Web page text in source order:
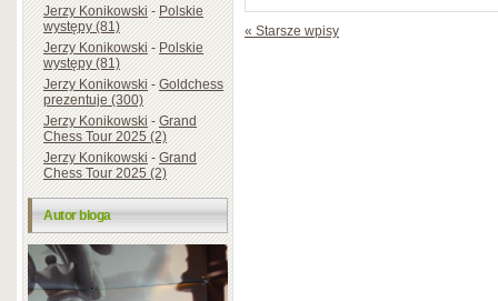
Jerzy Konikowski-Polskie
występy (81)
Jerzy Konikowski-Polskie
występy (81)
Jerzy Konikowski-Goldchess
prezentuje (300)
Jerzy Konikowski-Grand
Chess Tour 2025 (2)
Jerzy Konikowski-Grand
Chess Tour 2025 (2)
Autor bloga
« Starsze wpisy